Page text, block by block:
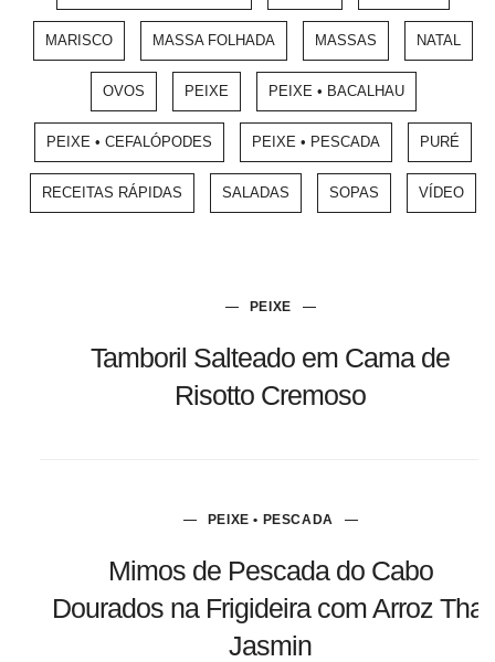
MARISCO MASSA FOLHADA MASSAS NATAL
OVOS PEIXE PEIXE • BACALHAU
PEIXE • CEFALÓPODES PEIXE • PESCADA PURÉ
RECEITAS RÁPIDAS SALADAS SOPAS VÍDEO
PEIXE
Tamboril Salteado em Cama de
Risotto Cremoso
PEIXE • PESCADA
Mimos de Pescada do Cabo
Dourados na Frigideira com Arroz Thai
Jasmin